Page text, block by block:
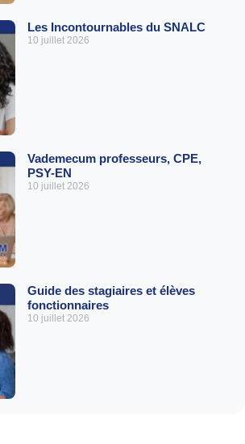
Les Incontournables du SNALC
10 juillet 2026
Vademecum professeurs, CPE,
PSY-EN
10 juillet 2026
Guide des stagiaires et élèves
fonctionnaires
10 juillet 2026